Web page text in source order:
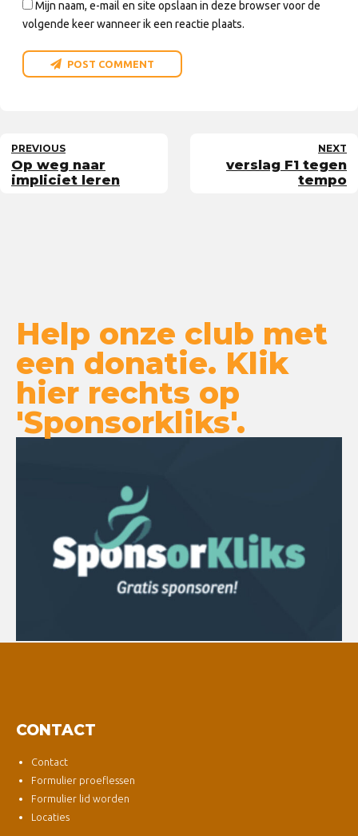
Mijn naam, e-mail en site opslaan in deze browser voor de
volgende keer wanneer ik een reactie plaats.
POST COMMENT
PREVIOUS
Op weg naar
impliciet leren
NEXT
verslag F1 tegen
tempo
Help onze club met
een donatie. Klik
hier rechts op
'Sponsorkliks'.
CONTACT
Contact
Formulier proeflessen
Formulier lid worden
Locaties